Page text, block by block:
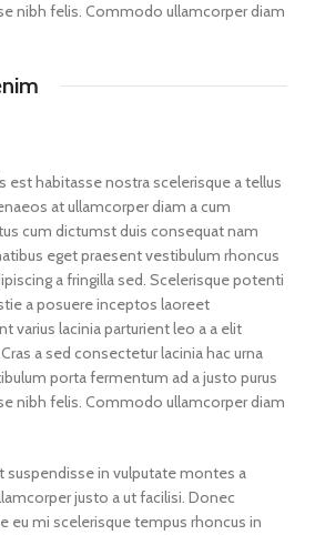
nibh felis. Commodo ullamcorper diam
est habitasse nostra scelerisque a tellus
at ullamcorper diam a cum
cum dictumst duis consequat nam
eget praesent vestibulum rhoncus
a fringilla sed. Scelerisque potenti
a posuere inceptos laoreet
varius lacinia parturient leo a a elit
a sed consectetur lacinia hac urna
porta fermentum ad a justo purus
nibh felis. Commodo ullamcorper diam
suspendisse in vulputate montes a
justo a ut facilisi. Donec
eu mi scelerisque tempus rhoncus in